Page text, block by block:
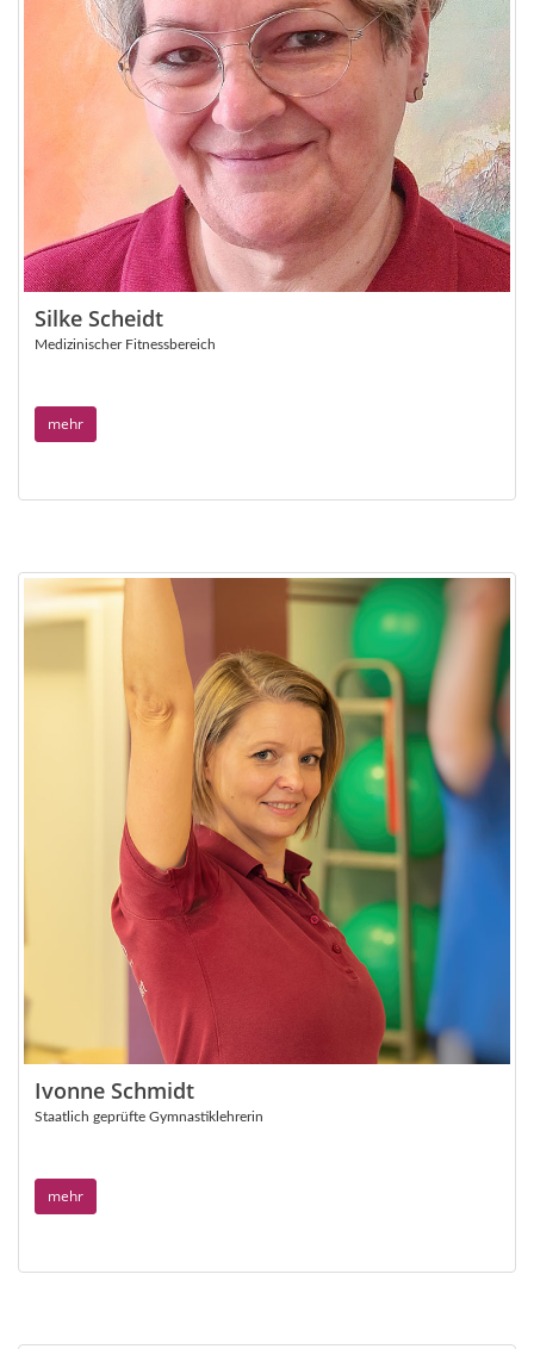
Silke Scheidt
Medizinischer Fitnessbereich
mehr
Ivonne Schmidt
Staatlich geprüfte Gymnastiklehrerin
mehr